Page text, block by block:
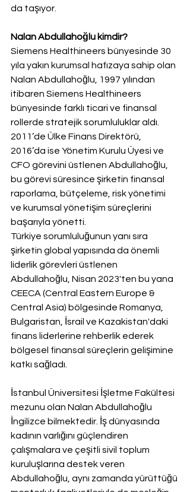
da taşıyor.
Nalan Abdullahoğlu kimdir?
Siemens Healthineers bünyesinde 30
yıla yakın kurumsal hafızaya sahip olan
Nalan Abdullahoğlu, 1997 yılından
itibaren Siemens Healthineers
bünyesinde farklı ticari ve finansal
rollerde stratejik sorumluluklar aldı.
2011’de Ülke Finans Direktörü,
2016’da ise Yönetim Kurulu Üyesi ve
CFO görevini üstlenen Abdullahoğlu,
bu görevi süresince şirketin finansal
raporlama, bütçeleme, risk yönetimi
ve kurumsal yönetişim süreçlerini
başarıyla yönetti.
Türkiye sorumluluğunun yanı sıra
şirketin global yapısında da önemli
liderlik görevleri üstlenen
Abdullahoğlu, Nisan 2023'ten bu yana
CEECA (Central Eastern Europe &
Central Asia) bölgesinde Romanya,
Bulgaristan, İsrail ve Kazakistan'daki
finans liderlerine rehberlik ederek
bölgesel finansal süreçlerin gelişimine
katkı sağladı.
İstanbul Üniversitesi İşletme Fakültesi
mezunu olan Nalan Abdullahoğlu
İngilizce bilmektedir. İş dünyasında
kadının varlığını güçlendiren
çalışmalara ve çeşitli sivil toplum
kuruluşlarına destek veren
Abdullahoğlu, aynı zamanda yürüttüğü